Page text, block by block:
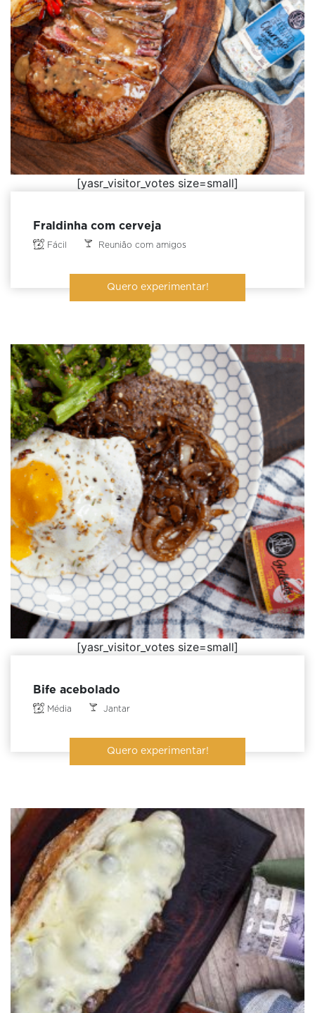
[yasr_visitor_votes size=small]
Fraldinha com cerveja
Fácil Reunião com amigos
Quero experimentar!
[yasr_visitor_votes size=small]
Bife acebolado
Média Jantar
Quero experimentar!